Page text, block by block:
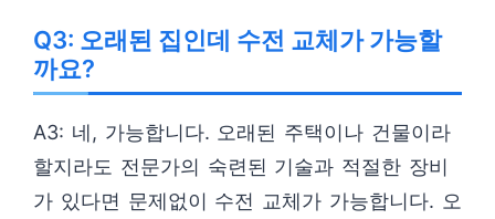
Q3: 오래된 집인데 수전 교체가 가능할
까요?
A3: 네, 가능합니다. 오래된 주택이나 건물이라
할지라도 전문가의 숙련된 기술과 적절한 장비
가 있다면 문제없이 수전 교체가 가능합니다. 오